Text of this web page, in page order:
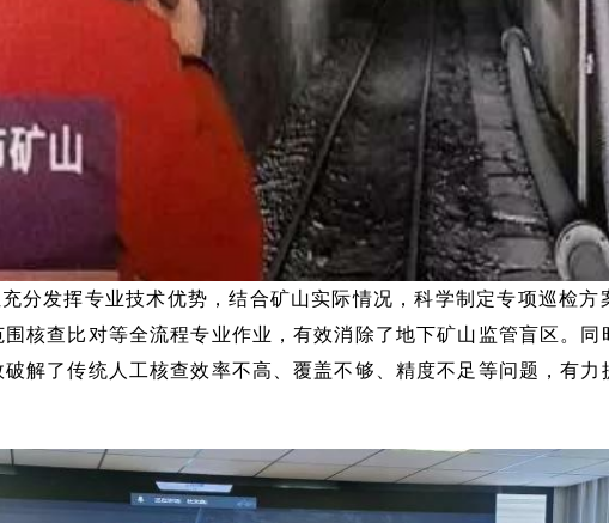
分发挥专业技术优势，结合矿山实际情况，科学制定专项巡检
核查比对等全流程专业作业，有效消除了地下矿山监管盲区。同
解了传统人工核查效率不高、覆盖不够、精度不足等问题，有